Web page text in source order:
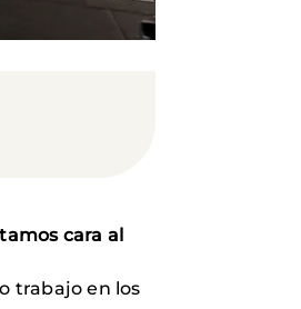
cara al
trabajo en los